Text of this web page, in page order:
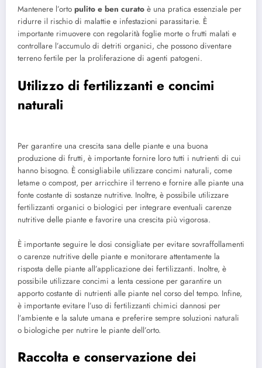
Mantenere l’orto pulito e ben curato è una pratica essenziale per
ridurre il rischio di malattie e infestazioni parassitarie. È
importante rimuovere con regolarità foglie morte o frutti malati e
controllare l’accumulo di detriti organici, che possono diventare
terreno fertile per la proliferazione di agenti patogeni.
Utilizzo di fertilizzanti e concimi
naturali
Per garantire una crescita sana delle piante e una buona
produzione di frutti, è importante fornire loro tutti i nutrienti di cui
hanno bisogno. È consigliabile utilizzare concimi naturali, come
letame o compost, per arricchire il terreno e fornire alle piante una
fonte costante di sostanze nutritive. Inoltre, è possibile utilizzare
fertilizzanti organici o biologici per integrare eventuali carenze
nutritive delle piante e favorire una crescita più vigorosa.
È importante seguire le dosi consigliate per evitare sovraffollamenti
o carenze nutritive delle piante e monitorare attentamente la
risposta delle piante all’applicazione dei fertilizzanti. Inoltre, è
possibile utilizzare concimi a lenta cessione per garantire un
apporto costante di nutrienti alle piante nel corso del tempo. Infine,
è importante evitare l’uso di fertilizzanti chimici dannosi per
l’ambiente e la salute umana e preferire sempre soluzioni naturali
o biologiche per nutrire le piante dell’orto.
Raccolta e conservazione dei